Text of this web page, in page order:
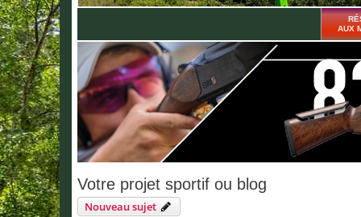
AUX
Votre projet sportif ou blog
Nouveau sujet